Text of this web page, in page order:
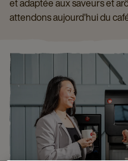
et adaptée aux saveurs et
attendons aujourd'hui du